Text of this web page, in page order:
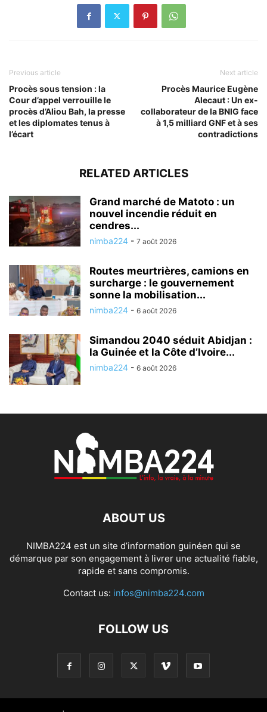
Previous article
Procès sous tension : la
Cour d’appel verrouille le
procès d’Aliou Bah, la presse
et les diplomates tenus à
l’écart
Next article
Procès Maurice Eugène
Alecaut : Un ex-
collaborateur de la BNIG face
à 1,5 milliard GNF et à ses
contradictions
RELATED ARTICLES
Grand marché de Matoto : un
nouvel incendie réduit en
cendres...
nimba224 - 7 août 2026
Routes meurtrières, camions en
surcharge : le gouvernement
sonne la mobilisation...
nimba224 - 6 août 2026
Simandou 2040 séduit Abidjan :
la Guinée et la Côte d’Ivoire...
nimba224 - 6 août 2026
ABOUT US
NIMBA224 est un site d’information guinéen qui se
démarque par son engagement à livrer une actualité fiable,
rapide et sans compromis.
Contact us: infos@nimba224.com
FOLLOW US